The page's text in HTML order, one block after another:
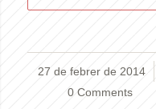
27 de febrer de 2014
/
0 Comments